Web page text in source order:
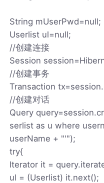
String mUserPwd=null;
Userlist ul=null;
//创建连接
Session
//创建事务
Transaction
//创建对话
Query
serlist as u where
userName + "'");
try{
Iterator it =
ul = (Userlist) it.next();